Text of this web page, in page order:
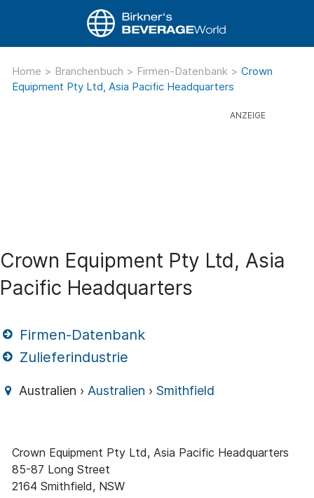
Home > Branchenbuch > Firmen-Datenbank > Crown
Equipment Pty Ltd, Asia Pacific Headquarters
Crown Equipment Pty Ltd, Asia
Pacific Headquarters
Firmen-Datenbank
Zulieferindustrie
Australien › Australien ›Smithfield
Crown Equipment Pty Ltd, Asia Pacific Headquarters
85-87 Long Street
2164 Smithfield, NSW